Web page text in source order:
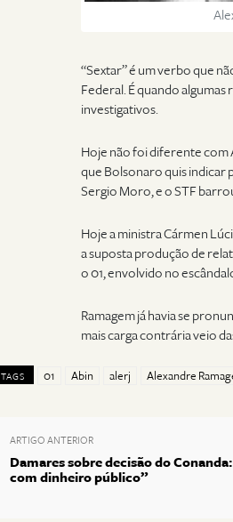
“Sextar” é um verbo que
Federal. É quando
investigativos.
Hoje não foi diferente com
que Bolsonaro quis indicar
Sergio Moro, e o STF
Hoje a ministra Cármen
a suposta produção de
o 01, envolvido no
Ramagem já havia se
mais carga contrária veio
TAGS 01 Abin alerj Alexandre
ARTIGO ANTERIOR
Damares sobre decisão do
com dinheiro público”